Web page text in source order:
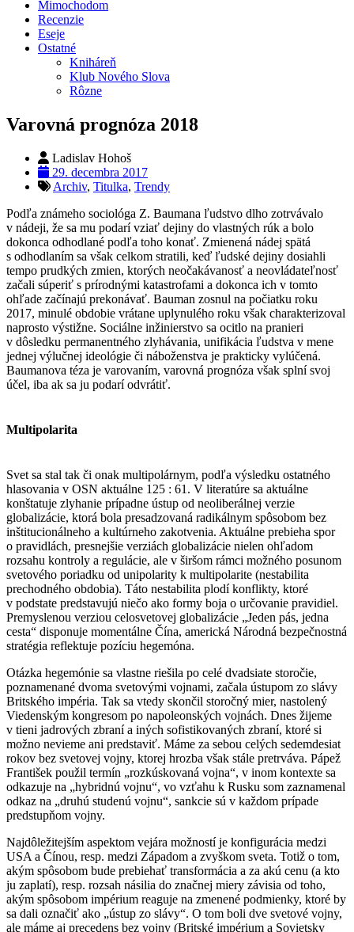
Mimochodom
Recenzie
Eseje
Ostatné
Kniháreň
Klub Nového Slova
Rôzne
Varovná prognóza 2018
Ladislav Hohoš
29. decembra 2017
Archiv, Titulka, Trendy
Podľa známeho sociológa Z. Baumana ľudstvo dlho zotrvávalo
v nádeji, že sa mu podarí vziať dejiny do vlastných rúk a bolo
dokonca odhodlané podľa toho konať. Zmienená nádej spätá
s odhodlaním sa však celkom stratili, keď ľudské dejiny dosiahli
tempo prudkých zmien, ktorých neočakávanosť a neovládateľnosť
začali súperiť s prírodnými katastrofami a dokonca ich v tomto
ohľade začínajú prekonávať. Bauman zosnul na počiatku roku
2017, minulé obdobie vrátane uplynulého roku však charakterizoval
naprosto výstižne. Sociálne inžinierstvo sa ocitlo na pranieri
v dôsledku permanentného zlyhávania, unifikácia ľudstva v mene
jednej výlučnej ideológie či náboženstva je prakticky vylúčená.
Baumanova téza je varovaním, varovná prognóza však splní svoj
účel, iba ak sa ju podarí odvrátiť.
Multipolarita
Svet sa stal tak či onak multipolárnym, podľa výsledku ostatného
hlasovania v OSN aktuálne 125 : 61. V literatúre sa aktuálne
konštatuje zlyhanie prípadne ústup od neoliberálnej verzie
globalizácie, ktorá bola presadzovaná radikálnym spôsobom bez
inštitucionálneho a kultúrneho zakotvenia. Aktuálne prebieha spor
o pravidlách, presnejšie verziách globalizácie nielen ohľadom
rozsahu kontroly a regulácie, ale v širšom rámci možného posunom
svetového poriadku od unipolarity k multipolarite (nestabilita
prechodného obdobia). Táto nestabilita plodí konflikty, ktoré
v podstate predstavujú niečo ako formy boja o určovanie pravidiel.
Premyslenou verziou celosvetovej globalizácie „Jeden pás, jedna
cesta“ disponuje momentálne Čína, americká Národná bezpečnostná
stratégia reflektuje pozíciu hegemóna.
Otázka hegemónie sa vlastne riešila po celé dvadsiate storočie,
poznamenané dvoma svetovými vojnami, začala ústupom zo slávy
Britského impéria. Tak sa vtedy skončil storočný mier, nastolený
Viedenským kongresom po napoleonských vojnách. Dnes žijeme
v tieni jadrových zbraní a iných sofistikovaných zbraní, ktoré si
možno nevieme ani predstaviť. Máme za sebou celých sedemdesiat
rokov bez svetovej vojny, ktorej hrozba však stále pretrváva. Pápež
František použil termín „rozkúskovaná vojna“, v inom kontexte sa
odkazuje na „hybridnú vojnu“, vo vzťahu k Rusku som zaznamenal
odkaz na „druhú studenú vojnu“, sankcie sú v každom prípade
predstupňom vojny.
Najdôležitejším aspektom vejára možností je konfigurácia medzi
USA a Čínou, resp. medzi Západom a zvyškom sveta. Totiž o tom,
akým spôsobom bude prebiehať transformácia a za akú cenu (a kto
ju zaplatí), resp. rozsah násilia do značnej miery závisia od toho,
akým spôsobom impérium reaguje na zmenené podmienky, ktoré by
sa dali označiť ako „ústup zo slávy“. O tom boli dve svetové vojny,
ale máme aj precedens bez vojny (Britské impérium a Sovietsky